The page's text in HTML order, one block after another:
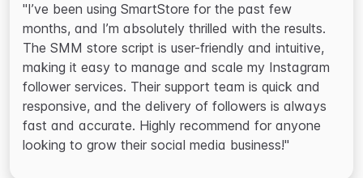
"I’ve been using SmartStore for the past few
months, and I’m absolutely thrilled with the results.
The SMM store script is user-friendly and intuitive,
making it easy to manage and scale my Instagram
follower services. Their support team is quick and
responsive, and the delivery of followers is always
fast and accurate. Highly recommend for anyone
looking to grow their social media business!"